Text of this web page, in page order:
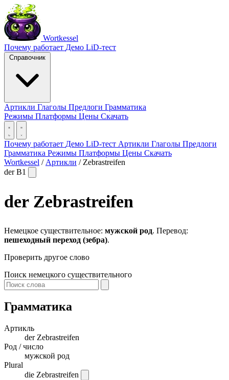
Wortkessel
Почему работает Демо LiD-тест
Справочник
Артикли Глаголы Предлоги Грамматика
Режимы Платформы Цены Скачать
Почему работает Демо LiD-тест Артикли Глаголы Предлоги
Грамматика Режимы Платформы Цены Скачать
Wortkessel / Артикли / Zebrastreifen
derB1
derZebrastreifen
Немецкое существительное: мужской род. Перевод:
пешеходный переход (зебра).
Проверить другое слово
Поиск немецкого существительного
Грамматика
Артикль
derZebrastreifen
Род / число
мужской род
Plural
die Zebrastreifen